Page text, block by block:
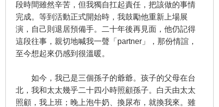
段時間雖然辛苦，但我獨自扛起責任，把該做的事情
完成。等到活動正式開始時，我鼓勵他重新上場展
演，自己則退居預備手。二十年後再見面，他仍記得
這段往事，親切地喊我一聲「partner」，那份情誼，
至今想起來仍感到很溫暖。
如今，我已是三個孫子的爺爺。孩子的父母在台
北，我和太太幾乎二十四小時照顧孫子。白天由太太
照顧，我上班；晚上泡牛奶、換尿布，就換我來。雖